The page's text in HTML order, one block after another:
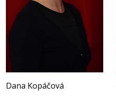
Dana Kopáčová